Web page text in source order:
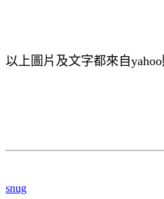
以上圖片及文字都來自
snug